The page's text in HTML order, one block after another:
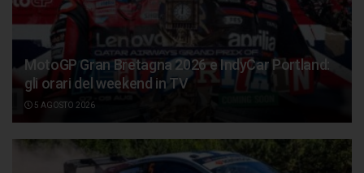
MotoGP Gran Bretagna 2026 e IndyCar Portland:
gli orari del weekend in TV
5 AGOSTO 2026